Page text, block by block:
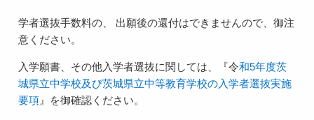
学者選抜手数料の、 出願後の還付はできませんので、御注
意ください。
入学願書、その他入学者選抜に関しては、『令和5年度茨
城県立中学校及び茨城県立中等教育学校の入学者選抜実施
要項 』を御確認ください。